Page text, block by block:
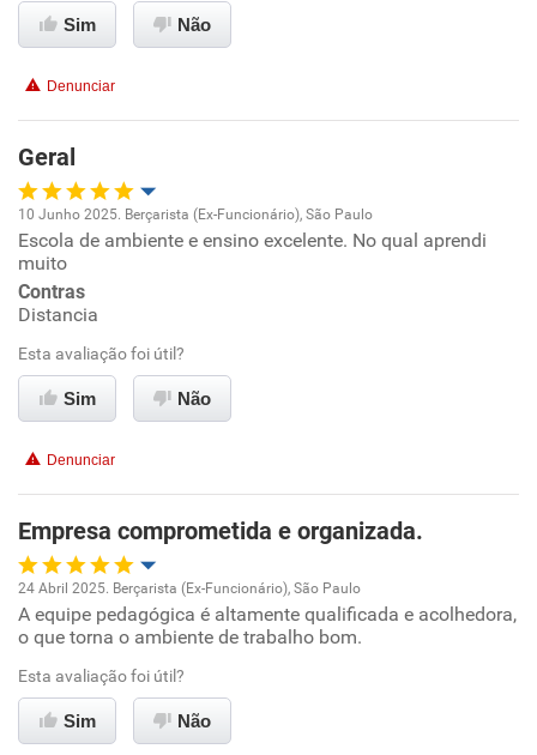
Benefícios
Recomenda esta empresa
Recomenda a diretoria
Sim Não
Denunciar
Geral
Oportunidade de promoção
Ambiente de trabalho
Conciliação com a vida familiar
Benefícios
Recomenda a diretoria
10 Junho 2025. Berçarista (Ex-Funcionário), São Paulo
Escola de ambiente e ensino excelente. No qual aprendi
muito
Contras
Distancia
Esta avaliação foi útil?
Sim Não
Denunciar
Empresa comprometida e organizada.
Oportunidade de promoção
Ambiente de trabalho
Conciliação com a vida familiar
24 Abril 2025. Berçarista (Ex-Funcionário), São Paulo
A equipe pedagógica é altamente qualificada e acolhedora,
o que torna o ambiente de trabalho bom.
Esta avaliação foi útil?
Sim Não